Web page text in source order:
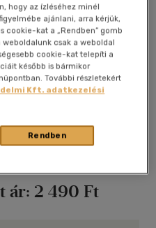
ár: 2 490 Ft
hogy az ízléséhez minél
ajánlani, arra kérjük,
cookie-kat a „Rendben” gomb
csak a weboldal
cookie-kat telepíti a
később is bármikor
További részletekért
Kft. adatkezelési
Rendben